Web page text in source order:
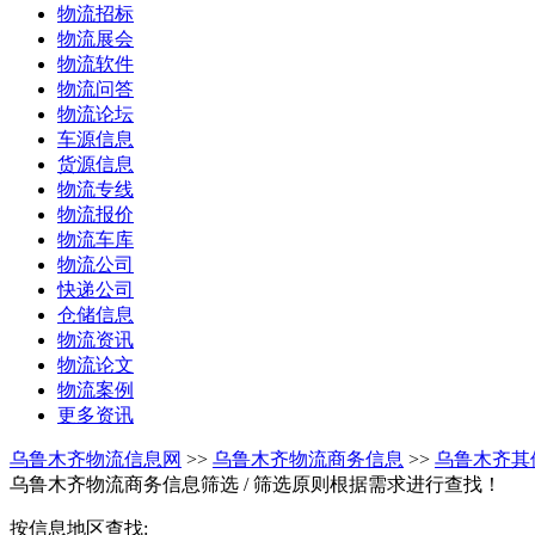
物流招标
物流展会
物流软件
物流问答
物流论坛
车源信息
货源信息
物流专线
物流报价
物流车库
物流公司
快递公司
仓储信息
物流资讯
物流论文
物流案例
更多资讯
乌鲁木齐物流信息网 >> 乌鲁木齐物流商务信息 >> 乌鲁木齐其
乌鲁木齐物流商务信息筛选 / 筛选原则根据需求进行查找！
按信息地区查找: